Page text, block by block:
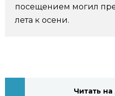
Блог
Экономика
Японский язык
Семья
посещением могил
лета к осени.
Читать